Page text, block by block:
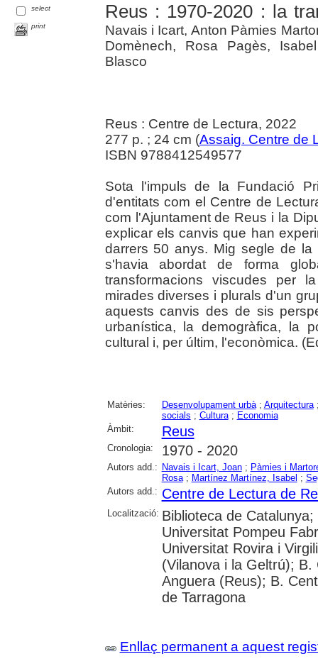
select
print
Reus : 1970-2020 : la
Navais i Icart, Anton Pàmies
Domènech, Rosa Pagès,
Blasco
Reus : Centre de Lectura, 2022
277 p. ; 24 cm (Assaig. Centre de
ISBN 9788412549577
Sota l'impuls de la Fundació
d'entitats com el Centre de
com l'Ajuntament de Reus i la
explicar els canvis que han
darrers 50 anys. Mig segle de
s'havia abordat de forma
transformacions viscudes per
mirades diverses i plurals d'un
aquests canvis des de sis
urbanística, la demogràfica, la
cultural i, per últim, l'econòmica.
Matèries: Desenvolupament urbà; Arquitectura
socials ; Cultura; Economia
Àmbit:
Reus
Cronologia: 1970 - 2020
Autors add.: Navais i Icart, Joan; Pàmies i
Rosa; Martínez Martínez, Isabel ;
Autors add.: Centre de Lectura de
Localització: Biblioteca de
Universitat Pompeu
Universitat Rovira i
(Vilanova i la Geltrú);
Anguera (Reus); B.
de Tarragona
Enllaç permanent a aquest